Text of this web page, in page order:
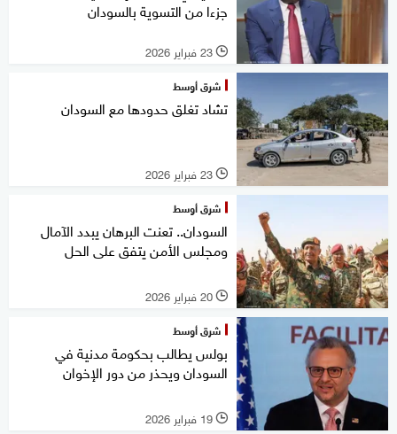
جزءا من التسوية بالسودان
l 23 فبراير 2026
شرق أوسط
تشاد تغلق حدودها مع السودان
l 23 فبراير 2026
شرق أوسط
السودان.. تعنت البرهان يبدد الآمال
ومجلس الأمن يتفق على الحل
l 20 فبراير 2026
شرق أوسط
بولس يطالب بحكومة مدنية في
السودان ويحذر من دور الإخوان
l 19 فبراير 2026